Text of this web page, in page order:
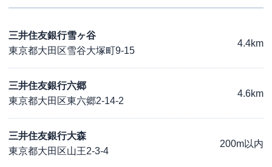
三井住友銀行雪ヶ谷
東京都大田区雪谷大塚町9-15
4.4km
三井住友銀行六郷
東京都大田区東六郷2-14-2
4.6km
三井住友銀行大森
東京都大田区山王2-3-4
200m以内